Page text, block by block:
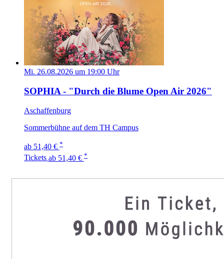
Mi. 26.08.2026 um 19:00 Uhr
SOPHIA - "Durch die Blume Open Air 2026"
Aschaffenburg
Sommerbühne auf dem TH Campus
ab 51,40 € *
Tickets ab 51,40 € *